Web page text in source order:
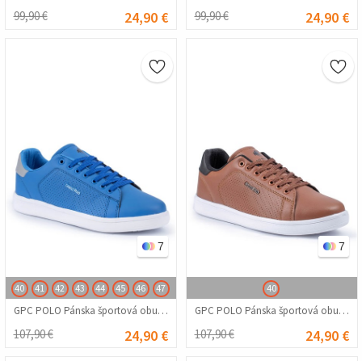
99,90 € 24,90 € 99,90 € 24,90 €
7
40 41 42 43 44 45 46 47
GPC POLO Pánska športová obuv - Modrá 20230321075
107,90 € 24,90 €
7
40
GPC POLO Pánska športová obuv - hnedá 20230321069
107,90 € 24,90 €